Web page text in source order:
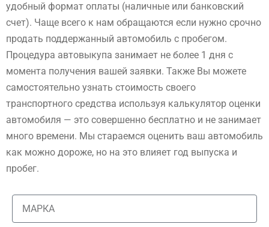
удобный формат оплаты (наличные или банковский
счет). Чаще всего к нам обращаются если нужно срочно
продать поддержанный автомобиль с пробегом.
Процедура автовыкупа занимает не более 1 дня с
момента получения вашей заявки. Также Вы можете
самостоятельно узнать стоимость своего
транспортного средства используя калькулятор оценки
автомобиля — это совершенно бесплатно и не занимает
много времени. Мы стараемся оценить ваш автомобиль
как можно дороже, но на это влияет год выпуска и
пробег.